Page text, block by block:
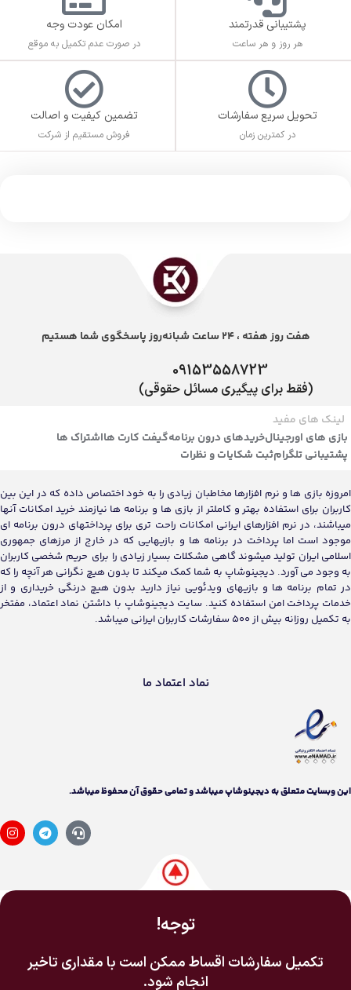
پشتیبانی قدرتمند
هر روز و هر ساعت
امکان عودت وجه
در صورت عدم تکمیل به موقع
تحویل سریع سفارشات
در کمترین زمان
تضمین کیفیت و اصالت
فروش مستقیم از شرکت
هفت روز هفته ، 24 ساعت شبانه‌روز پاسخگوی شما هستیم
09153558723
(فقط برای پیگیری مسائل حقوقی)
لینک های مفید
بازی های اورجینالخریدهای درون برنامهگیفت کارت هااشتراک ها
پشتیبانی تلگرامثبت شکایات و نظرات
امروزه بازی ها و نرم افزارها مخاطبان زیادی را به خود اختصاص داده که در این بین
کاربران برای استفاده بهتر و کاملتر از بازی ها و برنامه ها نیازمند خرید امکانات آنها
میباشند، در نرم افزارهای ایرانی امکانات راحت تری برای پرداختهای درون برنامه ای
موجود است اما پرداخت در برنامه ها و بازیهایی که در خارج از مرزهای جمهوری
اسلامی ایران تولید میشوند گاهی مشکلات بسیار زیادی را برای حریم شخصی کاربران
به وجود می آورد. دیجینوشاپ به شما کمک میکند تا بدون هیچ نگرانی هر آنچه را که
در تمام برنامه ها و بازیهای ویدئویی نیاز دارید بدون هیچ درنگی خریداری و از
خدمات پرداخت امن استفاده کنید. سایت دیجینوشاپ با داشتن نماد اعتماد، مفتخر
به تکمیل روزانه بیش از 500 سفارشات کاربران ایرانی میباشد.
نماد اعتماد ما
اين وبسايت متعلق به دیجینوشاپ ميباشد و تمامی حقوق آن محفوظ ميباشد.
توجه!
تکمیل سفارشات اقساط ممکن است با مقداری تاخیر
انجام شود.